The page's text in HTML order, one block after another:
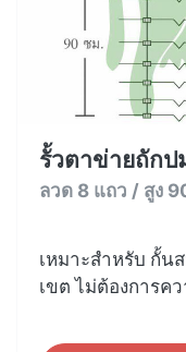
รั้วตาข่ายถักป
ลวด 8 แถว / สูง
เหมาะสำหรับ กั้น
เขต ไม่ต้องการค